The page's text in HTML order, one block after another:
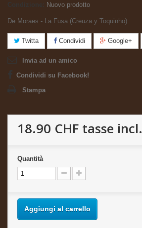
Nuovo prodotto
De Moraes - La Fusa (Creuza y Toquinho)
Twitta Condividi Google+
Invia ad un amico
Condividi su Facebook!
Stampa
18.90 CHF tasse incl.
Quantità
Aggiungi al carrello